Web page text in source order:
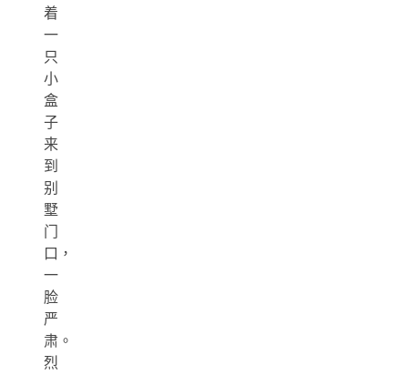
着
一
只
小
盒
子
来
到
别
墅
门
口，
一
脸
严
肃。
烈